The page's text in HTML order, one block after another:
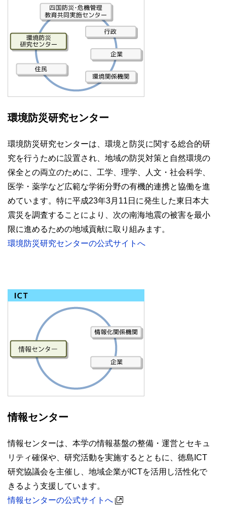
環境防災研究センター
環境防災研究センターは、環境と防災に関する総合的研
究を行うために設置され、地域の防災対策と自然環境の
保全との両立のために、工学、理学、人文・社会科学、
医学・薬学など広範な学術分野の有機的連携と協働を進
めています。特に平成23年3月11日に発生した東日本大
震災を調査することにより、次の南海地震の被害を最小
限に進めるための地域貢献に取り組みます。
環境防災研究センターの公式サイトへ
情報センター
情報センターは、本学の情報基盤の整備・運営とセキュ
リティ確保や、研究活動を実施するとともに、徳島ICT
研究協議会を主催し、地域企業がICTを活用し活性化で
きるよう支援しています。
情報センターの公式サイトへ